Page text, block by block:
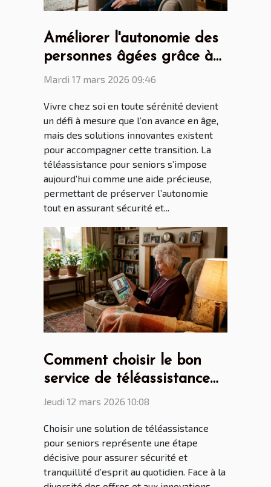
Améliorer l'autonomie des
personnes âgées grâce à
la téléassistance pour
Mardi 17 mars 2026 09:46
Vivre chez soi en toute sérénité devient
un défi à mesure que l’on avance en âge,
mais des solutions innovantes existent
pour accompagner cette transition. La
téléassistance pour seniors s’impose
aujourd’hui comme une aide précieuse,
permettant de préserver l’autonomie
tout en assurant sécurité et...
Comment choisir le bon
service de téléassistance
pour seniors adapté à vos
Jeudi 12 mars 2026 10:08
Choisir une solution de téléassistance
pour seniors représente une étape
décisive pour assurer sécurité et
tranquillité d’esprit au quotidien. Face à la